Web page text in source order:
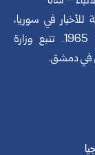
للأخبار في سوريا،
تأسست في 24 يونيو 1965. تتبع وزارة
في دمشق.